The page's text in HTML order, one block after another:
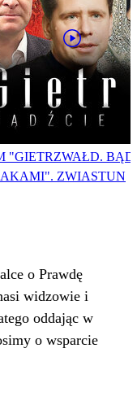
"GIETRZWAŁD.
ZWIASTUN
o Prawdę
widzowie i
oddając w
o wsparcie